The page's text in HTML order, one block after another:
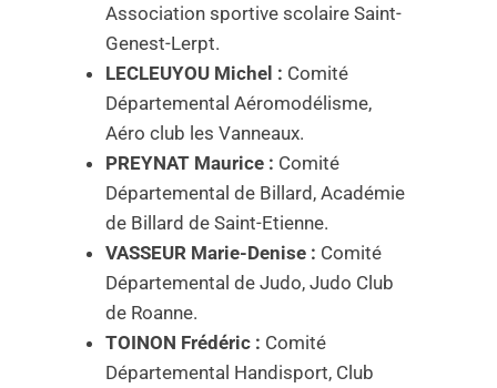
Association sportive scolaire Saint-
Genest-Lerpt.
LECLEUYOU Michel : Comité
Départemental Aéromodélisme,
Aéro club les Vanneaux.
PREYNAT Maurice : Comité
Départemental de Billard, Académie
de Billard de Saint-Etienne.
VASSEUR Marie-Denise : Comité
Départemental de Judo, Judo Club
de Roanne.
TOINON Frédéric : Comité
Départemental Handisport, Club